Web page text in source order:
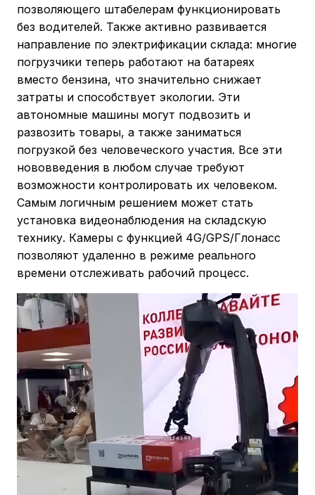
позволяющего штабелерам функционировать
без водителей. Также активно развивается
направление по электрификации склада: многие
погрузчики теперь работают на батареях
вместо бензина, что значительно снижает
затраты и способствует экологии. Эти
автономные машины могут подвозить и
развозить товары, а также заниматься
погрузкой без человеческого участия. Все эти
нововведения в любом случае требуют
возможности контролировать их человеком.
Самым логичным решением может стать
установка видеонаблюдения на складскую
технику. Камеры с функцией 4G/GPS/Глонасс
позволяют удаленно в режиме реального
времени отслеживать рабочий процесс.